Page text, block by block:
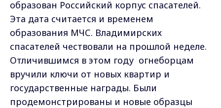
образован Российский корпус спасателей.
Эта дата считается и временем
образования МЧС. Владимирских
спасателей чествовали на прошлой неделе.
Отличившимся в этом году огнеборцам
вручили ключи от новых квартир и
государственные награды. Были
продемонстрированы и новые образцы